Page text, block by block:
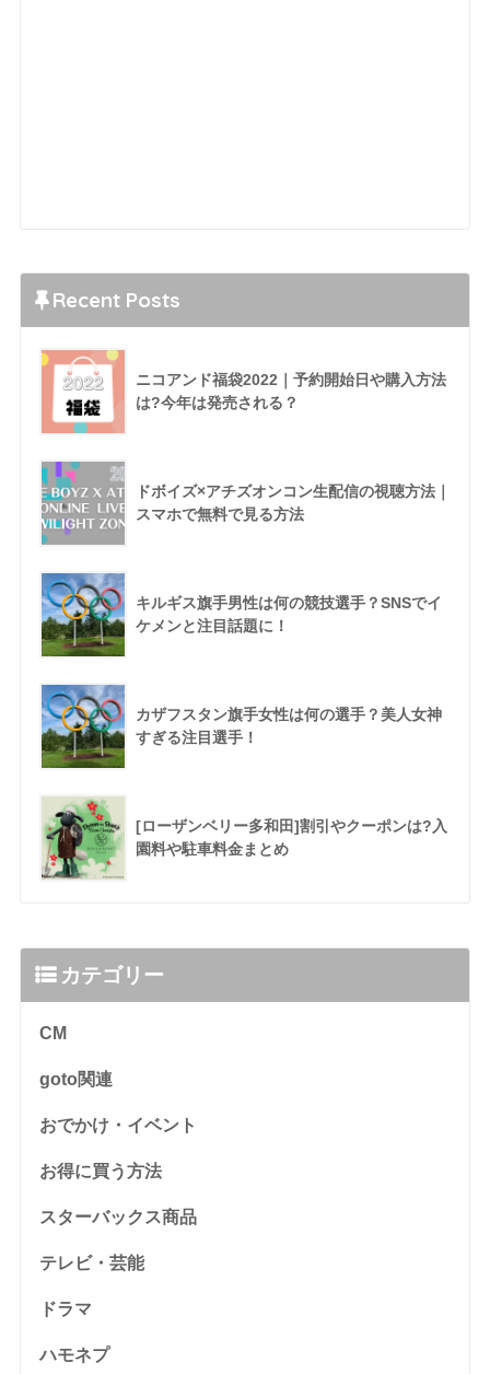
Recent Posts
ニコアンド福袋2022｜予約開始日や購入方法
は?今年は発売される？
ドボイズ×アチズオンコン生配信の視聴方法｜
スマホで無料で見る方法
キルギス旗手男性は何の競技選手？SNSでイ
ケメンと注目話題に！
カザフスタン旗手女性は何の選手？美人女神
すぎる注目選手！
[ローザンベリー多和田]割引やクーポンは?入
園料や駐車料金まとめ
カテゴリー
CM
goto関連
おでかけ・イベント
お得に買う方法
スターバックス商品
テレビ・芸能
ドラマ
ハモネプ